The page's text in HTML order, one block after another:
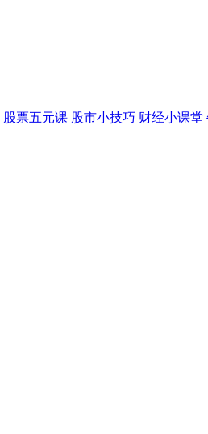
股票五元课 股市小技巧 财经小课堂